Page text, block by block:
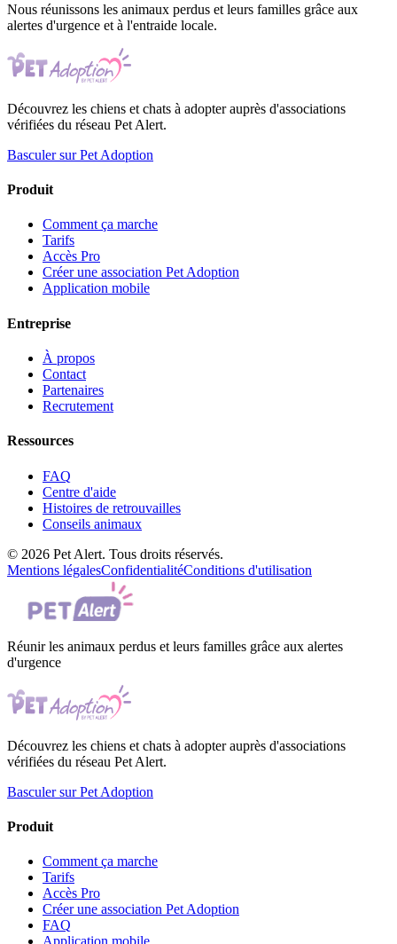
Nous réunissons les animaux perdus et leurs familles grâce aux
alertes d'urgence et à l'entraide locale.
Découvrez les chiens et chats à adopter auprès d'associations
vérifiées du réseau Pet Alert.
Basculer sur Pet Adoption
Produit
Comment ça marche
Tarifs
Accès Pro
Créer une association Pet Adoption
Application mobile
Entreprise
À propos
Contact
Partenaires
Recrutement
Ressources
FAQ
Centre d'aide
Histoires de retrouvailles
Conseils animaux
© 2026 Pet Alert. Tous droits réservés.
Mentions légalesConfidentialitéConditions d'utilisation
Réunir les animaux perdus et leurs familles grâce aux alertes
d'urgence
Découvrez les chiens et chats à adopter auprès d'associations
vérifiées du réseau Pet Alert.
Basculer sur Pet Adoption
Produit
Comment ça marche
Tarifs
Accès Pro
Créer une association Pet Adoption
FAQ
Application mobile